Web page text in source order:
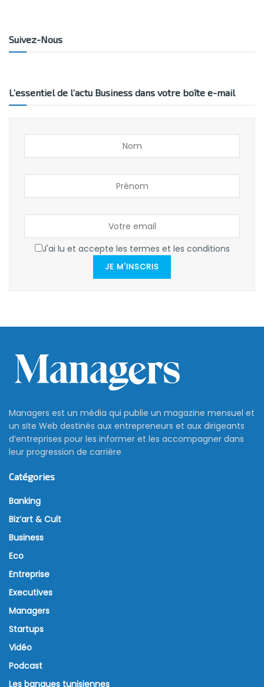
Suivez-Nous
L’essentiel de l’actu Business dans votre boîte e-mail
J'ai lu et accepte les termes et les conditions
JE M'INSCRIS
Managers est un média qui publie un magazine mensuel et
un site Web destinés aux entrepreneurs et aux dirigeants
d’entreprises pour les informer et les accompagner dans
leur progression de carrière
Catégories
Banking
Biz’art & Cult
Business
Eco
Entreprise
Executives
Managers
Startups
Vidéo
Podcast
Les banques tunisiennes